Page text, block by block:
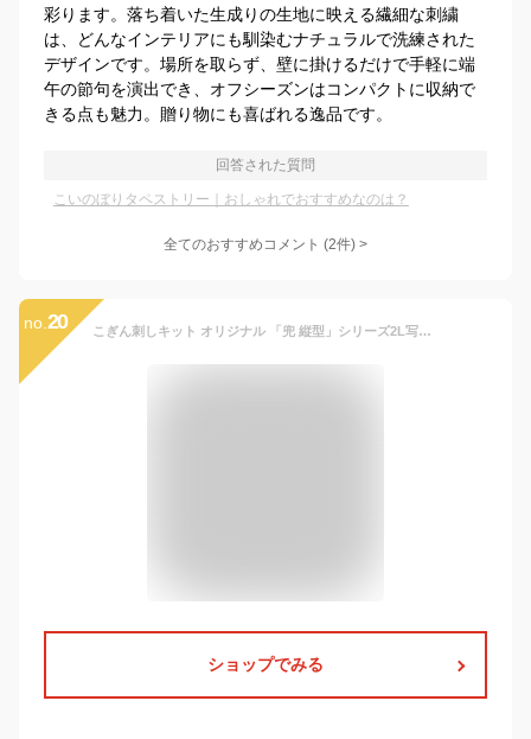
彩ります。落ち着いた生成りの生地に映える繊細な刺繍
は、どんなインテリアにも馴染むナチュラルで洗練された
デザインです。場所を取らず、壁に掛けるだけで手軽に端
午の節句を演出でき、オフシーズンはコンパクトに収納で
きる点も魅力。贈り物にも喜ばれる逸品です。
回答された質問
こいのぼりタペストリー｜おしゃれでおすすめなのは？
全てのおすすめコメント (2件) >
no. 20 こぎん刺しキット オリジナル 「兜 縦型」シリーズ2L写真サイズ額 コングレス 糸 針 図案 セット 端午の節句 タペストリー 刺繍 こどもの日 こぎん刺し 初心者 刺繍キット 手作りキット 子供の日 手芸キット 可愛い 兜飾り 壁掛け 季節の飾り 手芸 ナンデモヤ 青森
ショップでみる